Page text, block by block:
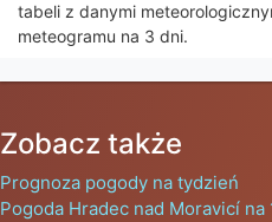
tabeli z danymi
meteogramu na 3 dni.
Zobacz także
Prognoza pogody na tydzień
Pogoda Hradec nad Moravicí na